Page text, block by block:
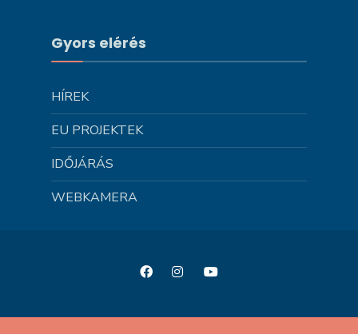
Gyors elérés
HÍREK
EU PROJEKTEK
IDŐJÁRÁS
WEBKAMERA